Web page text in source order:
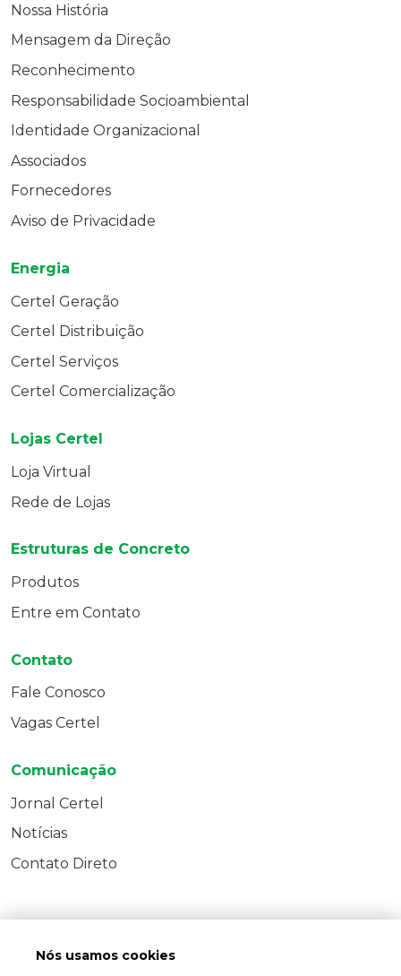
Nossa História
Mensagem da Direção
Reconhecimento
Responsabilidade Socioambiental
Identidade Organizacional
Associados
Fornecedores
Aviso de Privacidade
Energia
Certel Geração
Certel Distribuição
Certel Serviços
Certel Comercialização
Lojas Certel
Loja Virtual
Rede de Lojas
Estruturas de Concreto
Produtos
Entre em Contato
Contato
Fale Conosco
Vagas Certel
Comunicação
Jornal Certel
Notícias
Contato Direto
Nós usamos cookies